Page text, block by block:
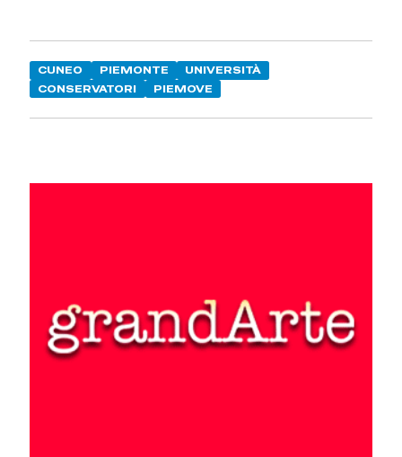
CUNEO PIEMONTE
UNIVERSITÀ
CONSERVATORI
PIEMOVE